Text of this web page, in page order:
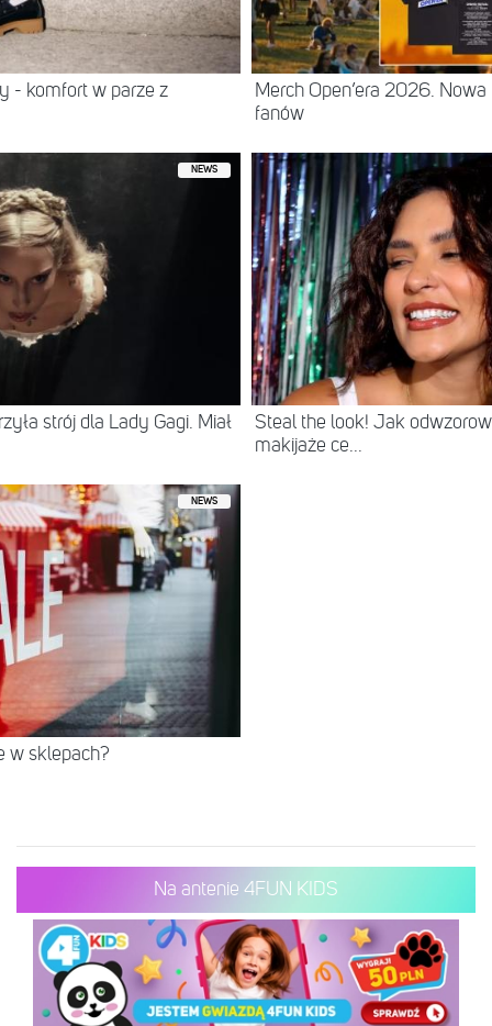
- komfort w parze z
Merch Open’era 2026.
fanów
NEWS
strój dla Lady Gagi. Miał
Steal the look! Jak
makijaże ce...
NEWS
w sklepach?
Na antenie 4FUN KIDS